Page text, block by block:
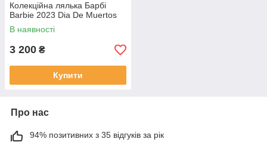
Колекційна лялька Барбі
Barbie 2023 Dia De Muertos
В наявності
3 200 ₴
Купити
Про нас
94% позитивних з 35 відгуків за рік